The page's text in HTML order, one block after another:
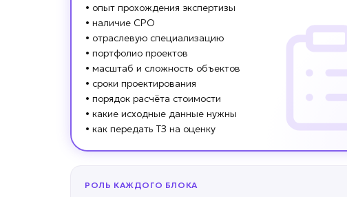
• опыт прохождения экспертизы
• наличие СРО
• отраслевую специализацию
• портфолио проектов
• масштаб и сложность объектов
• сроки проектирования
• порядок расчёта стоимости
• какие исходные данные нужны
• как передать ТЗ на оценку
РОЛЬ КАЖДОГО БЛОКА